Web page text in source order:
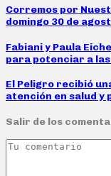
Corremos por
domingo 30 de
Fabiani y Paula
para potenciar a las
El Peligro recibió
atención en salud
Salir de los